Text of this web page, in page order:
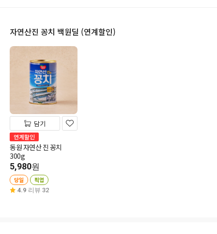
자연산진 꽁치 백원딜 (연계할인)
담기
연계할인
동원 자연산 진 꽁치
300g
5,980원
당일 픽업
4.9 리뷰 32